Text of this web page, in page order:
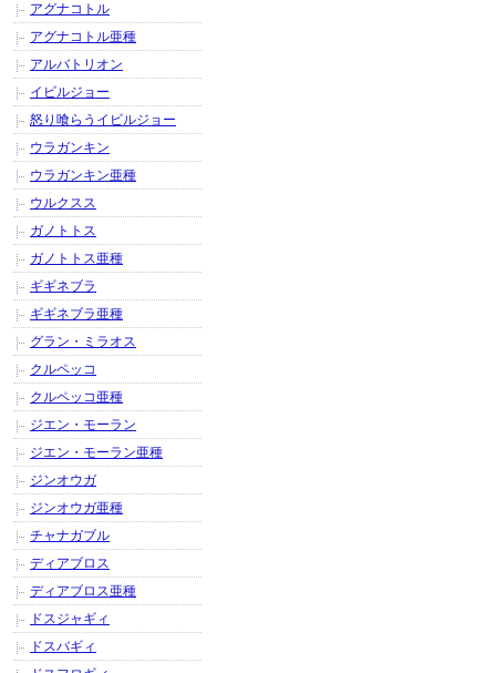
アグナコトル
アグナコトル亜種
アルバトリオン
イビルジョー
怒り喰らうイビルジョー
ウラガンキン
ウラガンキン亜種
ウルクスス
ガノトトス
ガノトトス亜種
ギギネブラ
ギギネブラ亜種
グラン・ミラオス
クルペッコ
クルペッコ亜種
ジエン・モーラン
ジエン・モーラン亜種
ジンオウガ
ジンオウガ亜種
チャナガブル
ディアブロス
ディアブロス亜種
ドスジャギィ
ドスバギィ